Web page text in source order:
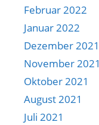
Februar 2022
Januar 2022
Dezember 2021
November 2021
Oktober 2021
August 2021
Juli 2021